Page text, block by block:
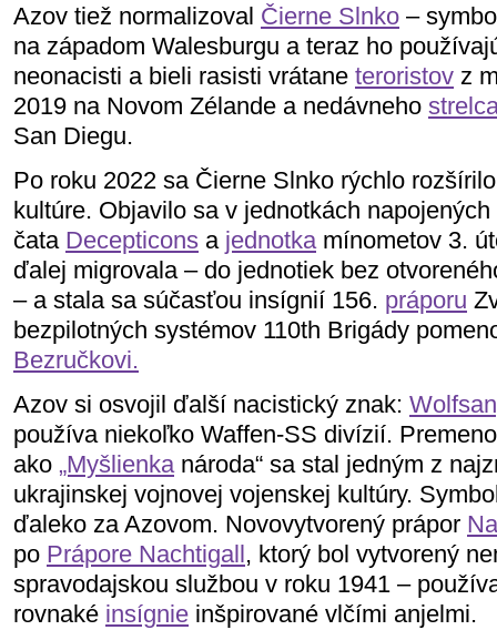
Azov tiež normalizoval Čierne Slnko –
na západom Walesburgu a teraz ho
neonacisti a bieli rasisti vrátane teroristov z
2019 na Novom Zélande a nedávneho
San Diegu.
Po roku 2022 sa Čierne Slnko rýchlo
kultúre. Objavilo sa v jednotkách
čata Decepticons a jednotkamínometov 3.
ďalej migrovala – do jednotiek bez
– a stala sa súčasťou insígnií 156. práporu
bezpilotných systémov 110th Brigády
Bezručkovi.
Azov si osvojil ďalší nacistický znak:
používa niekoľko Waffen-SS divízií.
ako „Myšlienkanároda“ sa stal jedným z
ukrajinskej vojnovej vojenskej kultúry.
ďaleko za Azovom. Novovytvorený prápor
po Prápore Nachtigall , ktorý bol vytvorený
spravodajskou službou v roku 1941 –
rovnaké insígnie inšpirované vlčími anjelmi.